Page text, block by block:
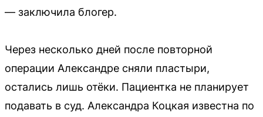
— заключила блогер.
Через несколько дней после повторной
операции Александре сняли пластыри,
остались лишь отёки. Пациентка не планирует
подавать в суд. Александра Коцкая известна по